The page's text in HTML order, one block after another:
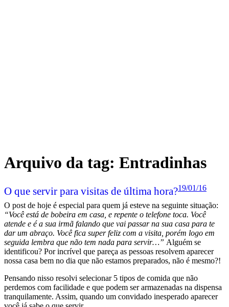
Arquivo da tag: Entradinhas
O que servir para visitas de última hora?19/01/16
O post de hoje é especial para quem já esteve na seguinte situação:
“Você está de bobeira em casa, e repente o telefone toca. Você
atende e é a sua irmã falando que vai passar na sua casa para te
dar um abraço. Você fica super feliz com a visita, porém logo em
seguida lembra que não tem nada para servir…” Alguém se
identificou? Por incrível que pareça as pessoas resolvem aparecer
nossa casa bem no dia que não estamos preparados, não é mesmo?!
Pensando nisso resolvi selecionar 5 tipos de comida que não
perdemos com facilidade e que podem ser armazenadas na dispensa
tranquilamente. Assim, quando um convidado inesperado aparecer